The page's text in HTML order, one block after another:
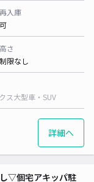
再入庫
可
高さ
制限なし
ス大型車・SUV
詳細へ
▽個宅アキッパ駐